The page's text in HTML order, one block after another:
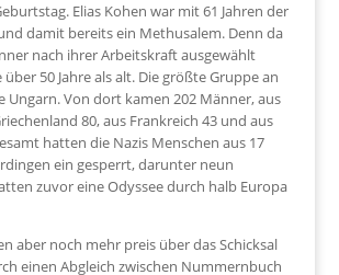
Elias Kohen war mit 61 Jahren der
damit bereits ein Methusalem. Denn da
nach ihrer Arbeitskraft ausgewählt
50 Jahre als alt. Die größte Gruppe an
Ungarn. Von dort kamen 202 Männer, aus
80, aus Frankreich 43 und aus
hatten die Nazis Menschen aus 17
ein gesperrt, darunter neun
zuvor eine Odyssee durch halb Europa
aber noch mehr preis über das Schicksal
einen Abgleich zwischen Nummernbuch